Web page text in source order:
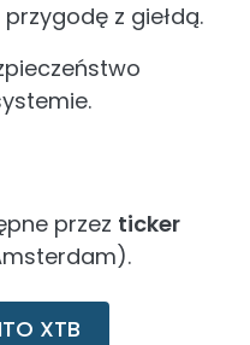
z giełdą.
przez ticker
XTB